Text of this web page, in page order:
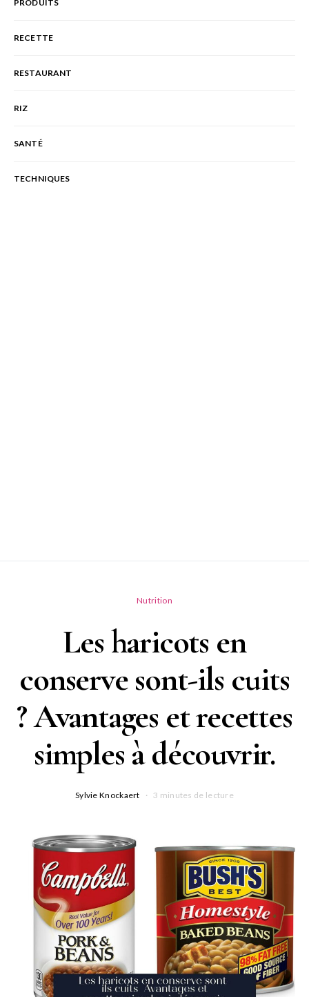
PRODUITS
RECETTE
RESTAURANT
RIZ
SANTÉ
TECHNIQUES
Nutrition
Les haricots en
conserve sont-ils cuits
? Avantages et recettes
simples à découvrir.
Sylvie Knockaert 3 minutes de lecture